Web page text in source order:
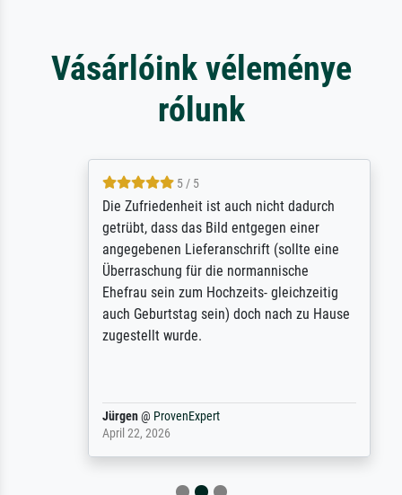
Vásárlóink véleménye
rólunk
5 / 5
Die Zufriedenheit ist auch nicht dadurch
getrübt, dass das Bild entgegen einer
angegebenen Lieferanschrift (sollte eine
Überraschung für die normannische
Ehefrau sein zum Hochzeits- gleichzeitig
auch Geburtstag sein) doch nach zu Hause
zugestellt wurde.
Jürgen@ProvenExpert
April 22, 2026